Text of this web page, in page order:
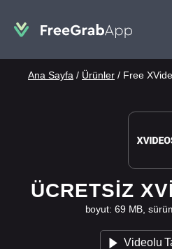
Ana Sayfa / Ürünler / Free
ÜCRETSIZ
boyut: 69 MB,
Videolu